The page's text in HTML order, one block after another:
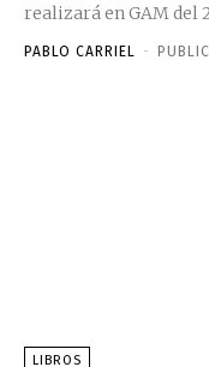
realizará en GAM del
PABLO CARRIEL -
LIBROS